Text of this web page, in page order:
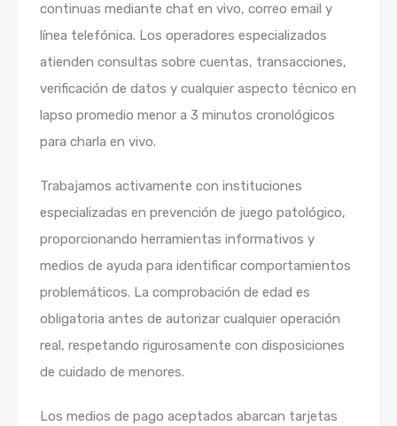
continuas mediante chat en vivo, correo email y
línea telefónica. Los operadores especializados
atienden consultas sobre cuentas, transacciones,
verificación de datos y cualquier aspecto técnico en
lapso promedio menor a 3 minutos cronológicos
para charla en vivo.
Trabajamos activamente con instituciones
especializadas en prevención de juego patológico,
proporcionando herramientas informativos y
medios de ayuda para identificar comportamientos
problemáticos. La comprobación de edad es
obligatoria antes de autorizar cualquier operación
real, respetando rigurosamente con disposiciones
de cuidado de menores.
Los medios de pago aceptados abarcan tarjetas